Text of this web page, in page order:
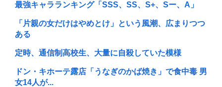
最強キャラランキング「SSS、SS、S+、Sー、A」
「片親の女だけはやめとけ」という風潮、広まりつつ
ある
定時、通信制高校生、大量に自殺していた模様
ドン・キホーテ露店「うなぎのかば焼き」で食中毒 男
女14人が...